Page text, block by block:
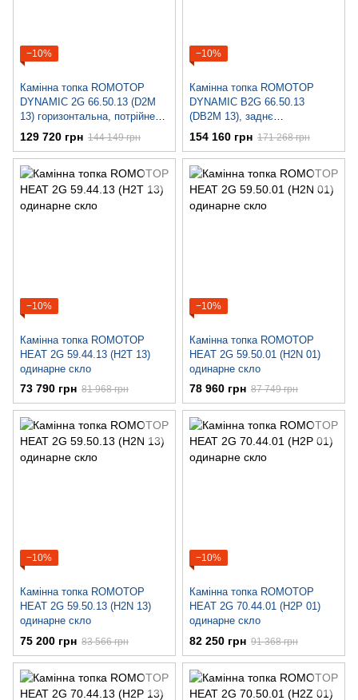
−10%
Камінна топка ROMOTOP
DYNAMIC 2G 66.50.13 (D2M
13) горизонтальна, потрійне
скло
129 720 грн 144 149 грн
−10%
Камінна топка ROMOTOP
DYNAMIC B2G 66.50.13
(DB2M 13), заднє
завантаження
154 160 грн 171 268 грн
−10%
Камінна топка ROMOTOP
HEAT 2G 59.44.13 (H2T 13)
одинарне скло
73 790 грн 81 968 грн
−10%
Камінна топка ROMOTOP
HEAT 2G 59.50.01 (H2N 01)
одинарне скло
78 960 грн 87 749 грн
−10%
Камінна топка ROMOTOP
HEAT 2G 59.50.13 (H2N 13)
одинарне скло
75 200 грн 83 566 грн
−10%
Камінна топка ROMOTOP
HEAT 2G 70.44.01 (H2P 01)
одинарне скло
82 250 грн 91 368 грн